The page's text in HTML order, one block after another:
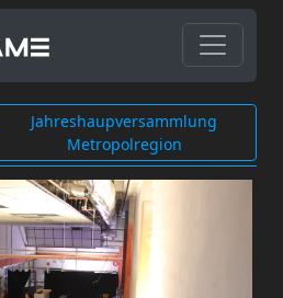
Jahreshaupversammlung
Metropolregion